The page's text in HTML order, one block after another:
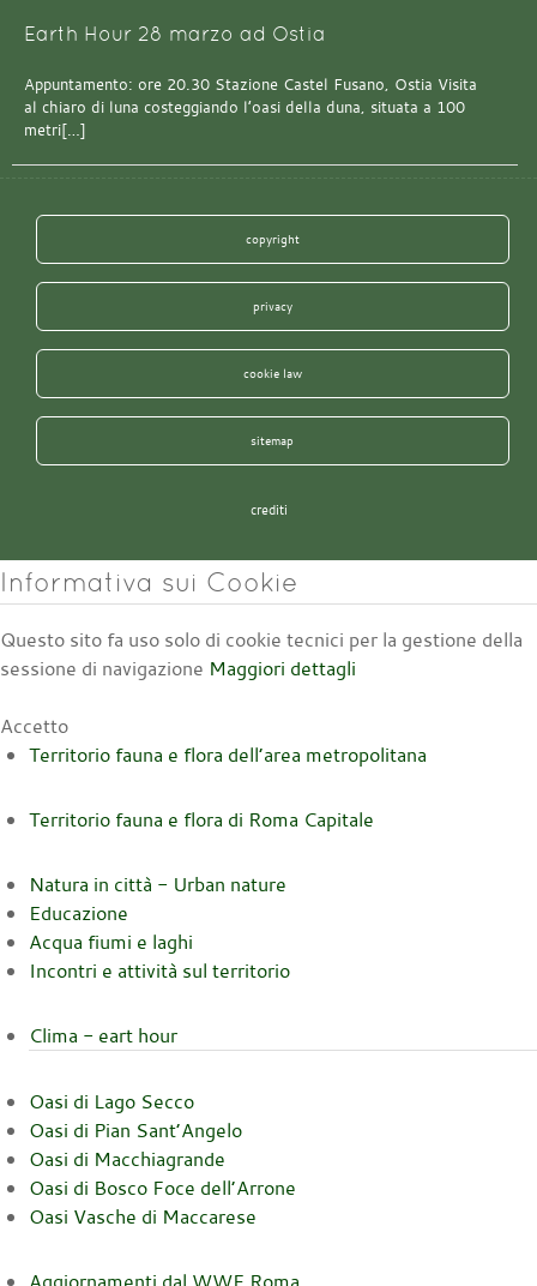
Earth Hour 28 marzo ad Ostia
Appuntamento: ore 20.30 Stazione Castel Fusano, Ostia Visita
al chiaro di luna costeggiando l’oasi della duna, situata a 100
metri[…]
copyright
privacy
cookie law
sitemap
crediti
Informativa sui Cookie
Questo sito fa uso solo di cookie tecnici per la gestione della
sessione di navigazione Maggiori dettagli
Accetto
Territorio fauna e flora dell’area metropolitana
Territorio fauna e flora di Roma Capitale
Natura in città - Urban nature
Educazione
Acqua fiumi e laghi
Incontri e attività sul territorio
Clima - eart hour
Oasi di Lago Secco
Oasi di Pian Sant’Angelo
Oasi di Macchiagrande
Oasi di Bosco Foce dell’Arrone
Oasi Vasche di Maccarese